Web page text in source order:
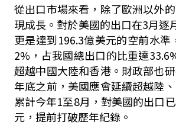
從出口市場來看，除了歐洲以外
現成長。對於美國的出口在3月逐
更是達到196.3億美元的空前水準
2% ，占我國總出口的比重達
超越中國大陸和香港。財政部也
年底之前，美國應會延續超越陸
累計今年1至8月，對美國的出口
元，提前打破歷年紀錄。